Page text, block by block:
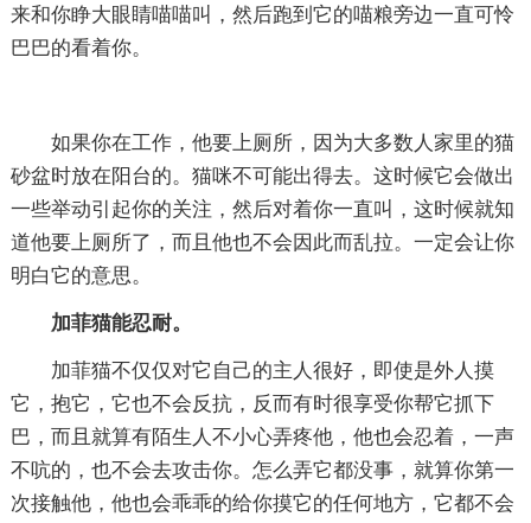
来和你睁大眼睛喵喵叫，然后跑到它的喵粮旁边一直可怜
巴巴的看着你。
如果你在工作，他要上厕所，因为大多数人家里的猫
砂盆时放在阳台的。猫咪不可能出得去。这时候它会做出
一些举动引起你的关注，然后对着你一直叫，这时候就知
道他要上厕所了，而且他也不会因此而乱拉。一定会让你
明白它的意思。
加菲猫能忍耐。
加菲猫不仅仅对它自己的主人很好，即使是外人摸
它，抱它，它也不会反抗，反而有时很享受你帮它抓下
巴，而且就算有陌生人不小心弄疼他，他也会忍着，一声
不吭的，也不会去攻击你。怎么弄它都没事，就算你第一
次接触他，他也会乖乖的给你摸它的任何地方，它都不会